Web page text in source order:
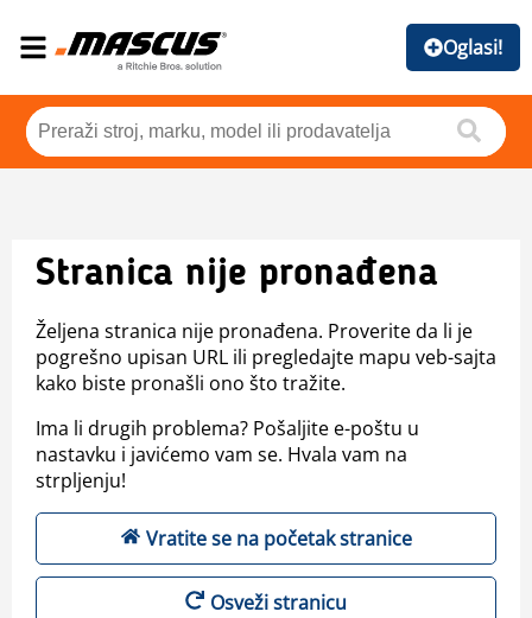
Oglasi!
Stranica nije pronađena
Željena stranica nije pronađena. Proverite da li je
pogrešno upisan URL ili pregledajte mapu veb-sajta
kako biste pronašli ono što tražite.
Ima li drugih problema? Pošaljite e-poštu u
nastavku i javićemo vam se. Hvala vam na
strpljenju!
Vratite se na početak stranice
Osveži stranicu